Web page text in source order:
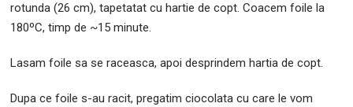
rotunda (26 cm), tapetatat cu hartie de copt. Coacem foile la
180ºC, timp de ~15 minute.
Lasam foile sa se raceasca, apoi desprindem hartia de copt.
Dupa ce foile s-au racit, pregatim ciocolata cu care le vom